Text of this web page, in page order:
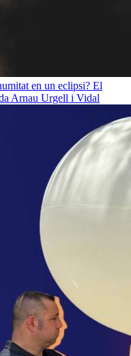
en un eclipsi? El
Arnau Urgell i Vidal